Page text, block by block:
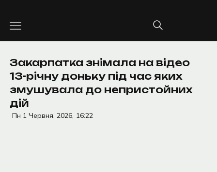
вмісту
Закарпатка знімала на відео
13-річну доньку під час яких
змушувала до непристойних
дій
Пн 1 Червня, 2026, 16:22